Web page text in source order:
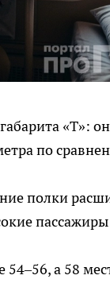
«Т»:
по
полки
а 58